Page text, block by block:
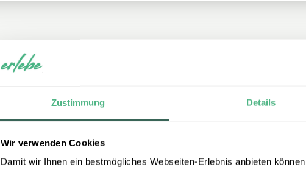
Zustimmung Details
Wir verwenden Cookies
Damit wir Ihnen ein bestmögliches Webseiten-Erlebnis anbieten